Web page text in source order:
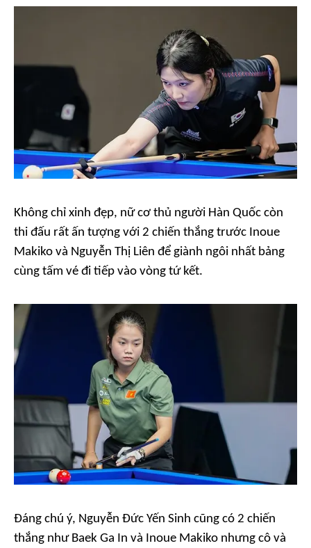
Không chỉ xinh đẹp, nữ cơ thủ người Hàn Quốc còn
thi đấu rất ấn tượng với 2 chiến thắng trước Inoue
Makiko và Nguyễn Thị Liên để giành ngôi nhất bảng
cùng tấm vé đi tiếp vào vòng tứ kết.
Đáng chú ý, Nguyễn Đức Yến Sinh cũng có 2 chiến
thắng như Baek Ga In và Inoue Makiko nhưng cô và